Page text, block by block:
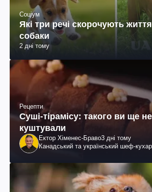
Соціум
Які три речі скорочують
собаки
2 дні тому
Рецепти
Суші-тірамісу: такого ви ще не
куштували
Ектор Хіменес-Браво3 дні тому
Канадський та український шеф-кухар